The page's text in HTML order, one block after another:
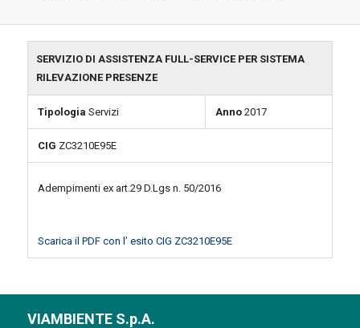
SERVIZIO DI ASSISTENZA FULL-SERVICE PER SISTEMA
RILEVAZIONE PRESENZE
Tipologia Servizi Anno2017
CIG ZC3210E95E
Adempimenti ex art.29 D.Lgs n. 50/2016
Scarica il PDF con l’ esito CIG ZC3210E95E
VIAMBIENTE S.p.A.